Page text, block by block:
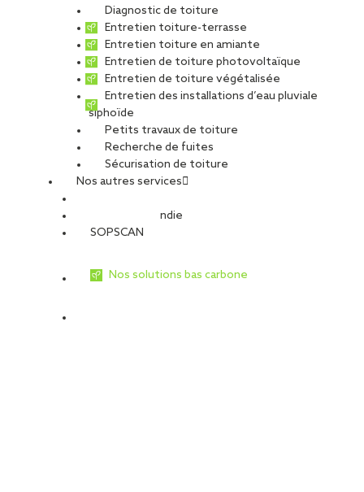
Diagnostic de toiture
Entretien toiture-terrasse
Entretien toiture en amiante
Entretien de toiture photovoltaïque
Entretien de toiture végétalisée
Entretien des installations d’eau pluviale
siphoïde
Petits travaux de toiture
Recherche de fuites
Sécurisation de toiture
Nos autres services
Sécurité Incendie
SOPSCAN
Nos solutions bas carbone